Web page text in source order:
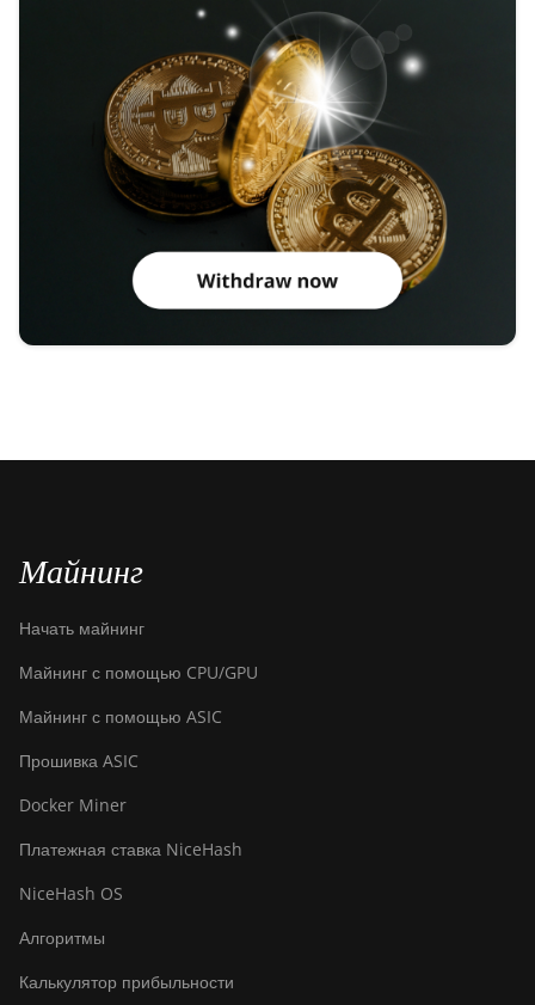
Майнинг
Начать майнинг
Майнинг с помощью CPU/GPU
Майнинг с помощью ASIC
Прошивка ASIC
Docker Miner
Платежная ставка NiceHash
NiceHash OS
Алгоритмы
Калькулятор прибыльности